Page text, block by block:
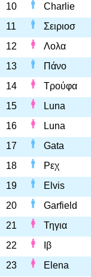
10
Charlie
11
Σειριοσ
12
Λολα
13
Πάνο
14
Τρούφα
15
Luna
16
Luna
17
Gata
18
Ρεχ
19
Elvis
20
Garfield
21
Τηγια
22
Ιβ
23
Elena